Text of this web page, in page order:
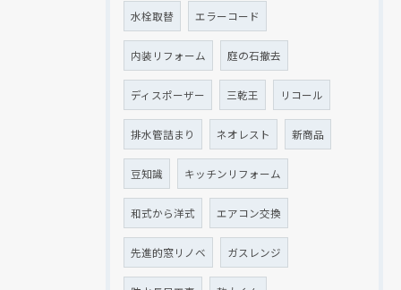
水栓取替 エラーコード
内装リフォーム 庭の石撤去
ディスポーザー 三乾王 リコール
排水管詰まり ネオレスト 新商品
豆知識 キッチンリフォーム
和式から洋式 エアコン交換
先進的窓リノベ ガスレンジ